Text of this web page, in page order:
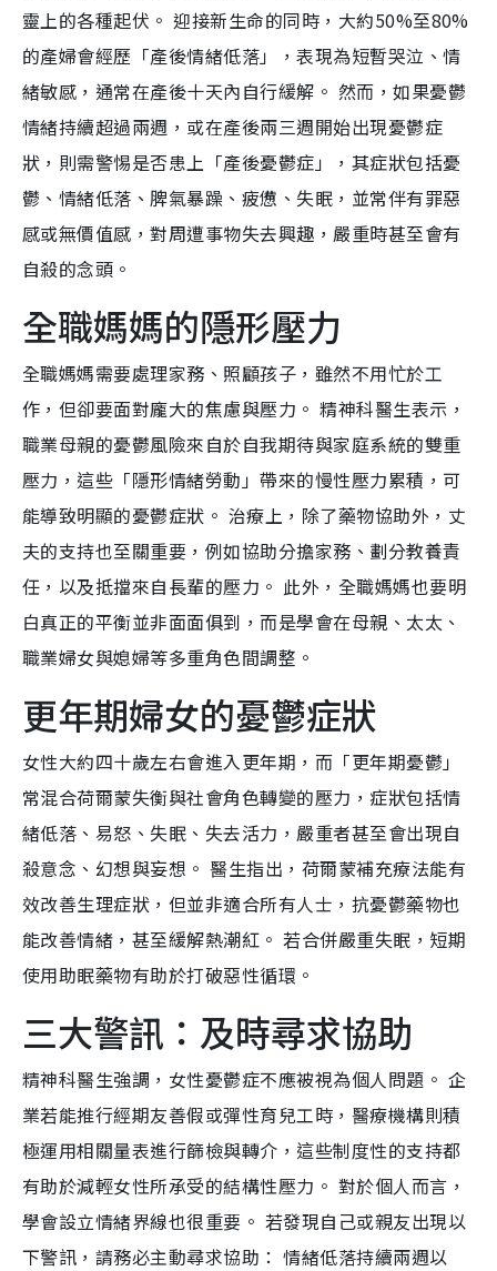
靈上的各種起伏。 迎接新生命的同時，大約50%至80%
的產婦會經歷「產後情緒低落」，表現為短暫哭泣、情
緒敏感，通常在產後十天內自行緩解。 然而，如果憂鬱
情緒持續超過兩週，或在產後兩三週開始出現憂鬱症
狀，則需警惕是否患上「產後憂鬱症」，其症狀包括憂
鬱、情緒低落、脾氣暴躁、疲憊、失眠，並常伴有罪惡
感或無價值感，對周遭事物失去興趣，嚴重時甚至會有
自殺的念頭。
全職媽媽的隱形壓力
全職媽媽需要處理家務、照顧孩子，雖然不用忙於工
作，但卻要面對龐大的焦慮與壓力。 精神科醫生表示，
職業母親的憂鬱風險來自於自我期待與家庭系統的雙重
壓力，這些「隱形情緒勞動」帶來的慢性壓力累積，可
能導致明顯的憂鬱症狀。 治療上，除了藥物協助外，丈
夫的支持也至關重要，例如協助分擔家務、劃分教養責
任，以及抵擋來自長輩的壓力。 此外，全職媽媽也要明
白真正的平衡並非面面俱到，而是學會在母親、太太、
職業婦女與媳婦等多重角色間調整。
更年期婦女的憂鬱症狀
女性大約四十歲左右會進入更年期，而「更年期憂鬱」
常混合荷爾蒙失衡與社會角色轉變的壓力，症狀包括情
緒低落、易怒、失眠、失去活力，嚴重者甚至會出現自
殺意念、幻想與妄想。 醫生指出，荷爾蒙補充療法能有
效改善生理症狀，但並非適合所有人士，抗憂鬱藥物也
能改善情緒，甚至緩解熱潮紅。 若合併嚴重失眠，短期
使用助眠藥物有助於打破惡性循環。
三大警訊：及時尋求協助
精神科醫生強調，女性憂鬱症不應被視為個人問題。 企
業若能推行經期友善假或彈性育兒工時，醫療機構則積
極運用相關量表進行篩檢與轉介，這些制度性的支持都
有助於減輕女性所承受的結構性壓力。 對於個人而言，
學會設立情緒界線也很重要。 若發現自己或親友出現以
下警訊，請務必主動尋求協助： 情緒低落持續兩週以